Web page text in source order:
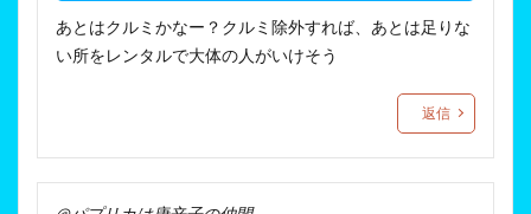
あとはクルミかなー？クルミ除外すれば、あとは足りな
い所をレンタルで大体の人がいけそう
返信